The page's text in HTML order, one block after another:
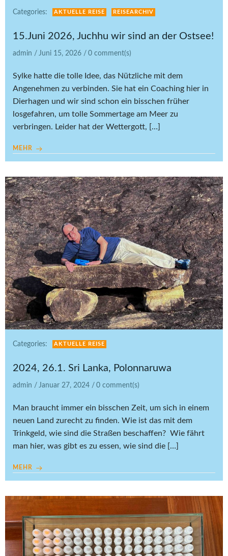
Categories: AKTUELLE REISE REISEARCHIV
15.Juni 2026, Juchhu wir sind an der Ostsee!
admin / Juni 15, 2026 / 0 comment(s)
Sylke hatte die tolle Idee, das Nützliche mit dem
Angenehmen zu verbinden. Sie hat ein Coaching hier in
Dierhagen und wir sind schon ein bisschen früher
losgefahren, um tolle Sommertage am Meer zu
verbringen. Leider hat der Wettergott, […]
MEHR
Categories: AKTUELLE REISE
2024, 26.1. Sri Lanka, Polonnaruwa
admin / Januar 27, 2024 / 0 comment(s)
Man braucht immer ein bisschen Zeit, um sich in einem
neuen Land zurecht zu finden. Wie ist das mit dem
Trinkgeld, wie sind die Straßen beschaffen? Wie fährt
man hier, was gibt es zu essen, wie sind die […]
MEHR